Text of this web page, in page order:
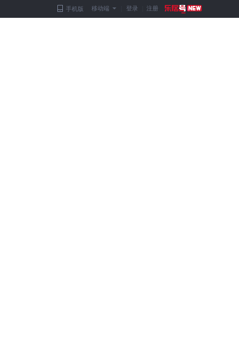
手机版 移动端 登录 注册